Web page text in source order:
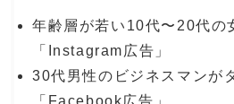
年齢層が若い10代〜20代の
「Instagram広告」
30代男性のビジネスマンが